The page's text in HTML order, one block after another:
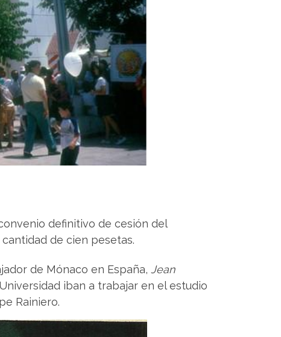
definitivo de cesión del
de cien pesetas.
de Mónaco en España, Jean
iban a trabajar en el estudio
Rainiero.